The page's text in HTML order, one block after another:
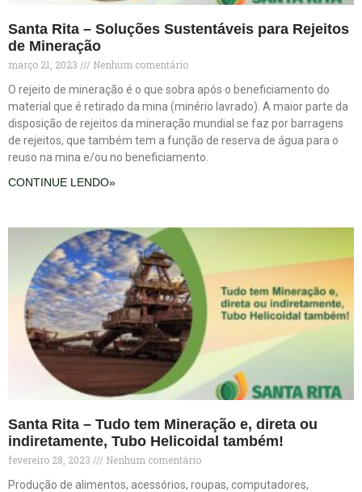
Santa Rita – Soluções Sustentáveis para Rejeitos
de Mineração
março 21, 2023
Nenhum comentário
O rejeito de mineração é o que sobra após o beneficiamento do
material que é retirado da mina (minério lavrado). A maior parte da
disposição de rejeitos da mineração mundial se faz por barragens
de rejeitos, que também tem a função de reserva de água para o
reuso na mina e/ou no beneficiamento.
CONTINUE LENDO»
Santa Rita – Tudo tem Mineração e, direta ou
indiretamente, Tubo Helicoidal também!
fevereiro 28, 2023
Nenhum comentário
Produção de alimentos, acessórios, roupas, computadores,